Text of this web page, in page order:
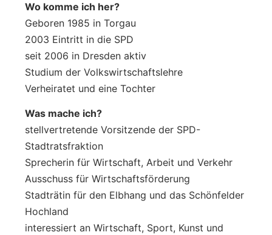
Wo komme ich her?
Geboren 1985 in Torgau
2003 Eintritt in die SPD
seit 2006 in Dresden aktiv
Studium der Volkswirtschaftslehre
Verheiratet und eine Tochter
Was mache ich?
stellvertretende Vorsitzende der SPD-
Stadtratsfraktion
Sprecherin für Wirtschaft, Arbeit und Verkehr
Ausschuss für Wirtschaftsförderung
Stadträtin für den Elbhang und das Schönfelder
Hochland
interessiert an Wirtschaft, Sport, Kunst und